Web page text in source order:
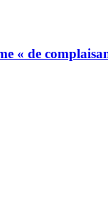
« de